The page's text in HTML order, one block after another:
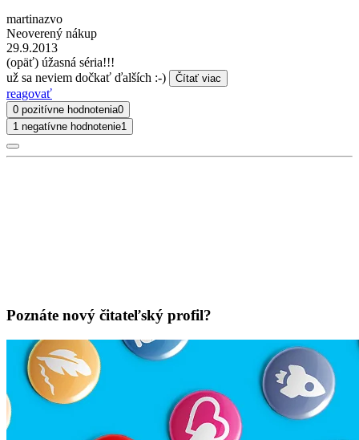
martinazvo
Neoverený nákup
29.9.2013
(opäť) úžasná séria!!!
už sa neviem dočkať ďalších :-)
Čítať viac
reagovať
0 pozitívne hodnotenia0
1 negatívne hodnotenie1
Poznáte nový čitateľský profil?